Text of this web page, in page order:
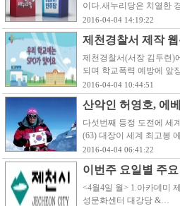
이다.새누리당은 치열한
2016-04-04 14:19:22
제천경찰서 제작
제천경찰서(서장 김두련)
되며 학교폭력 예방에 앞
2016-04-04 10:44:51
산악인 허영호, 에
다섯번째 등정 도전에 세
(63) 대장이 세계 최고봉
2016-04-04 06:41:22
이번주 요일별 주
<4월4일 월> 1.아카데미
성문화센터 대강당 &…